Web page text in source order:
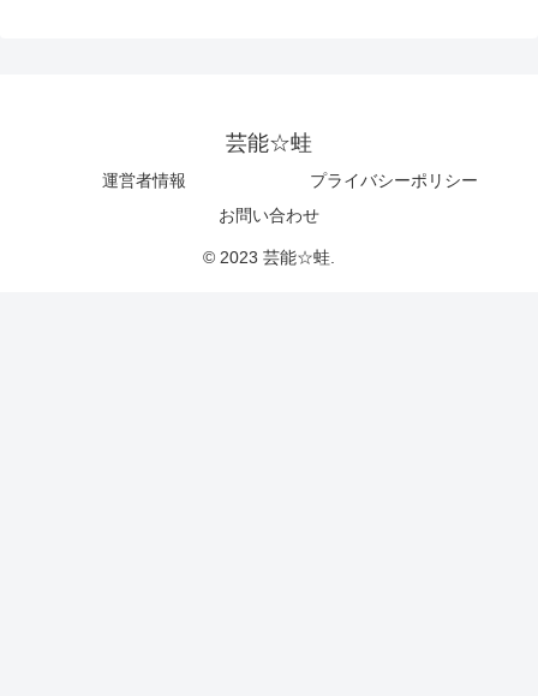
芸能☆蛙
運営者情報
プライバシーポリシー
お問い合わせ
© 2023 芸能☆蛙.